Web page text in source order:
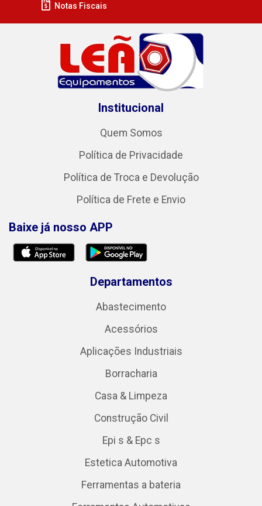
Notas Fiscais
Institucional
Quem Somos
Política de Privacidade
Política de Troca e Devolução
Política de Frete e Envio
Baixe já nosso APP
Departamentos
Abastecimento
Acessórios
Aplicações Industriais
Borracharia
Casa & Limpeza
Construção Civil
Epi s & Epc s
Estetica Automotiva
Ferramentas a bateria